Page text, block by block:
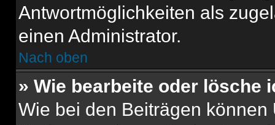
Antwortmöglichkeiten als
einen Administrator.
Nach oben
» Wie bearbeite oder lösche
Wie bei den Beiträgen